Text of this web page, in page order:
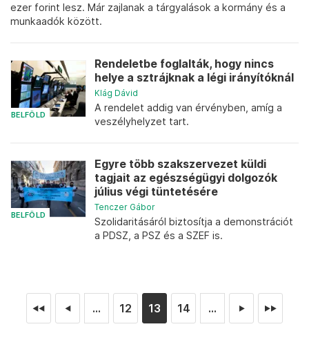
ezer forint lesz. Már zajlanak a tárgyalások a kormány és a
munkaadók között.
BELFÖLD
Rendeletbe foglalták, hogy nincs
helye a sztrájknak a légi irányítóknál
Klág Dávid
A rendelet addig van érvényben, amíg a
veszélyhelyzet tart.
BELFÖLD
Egyre több szakszervezet küldi
tagjait az egészségügyi dolgozók
július végi tüntetésére
Tenczer Gábor
Szolidaritásáról biztosítja a demonstrációt
a PDSZ, a PSZ és a SZEF is.
◄◄ ◄ ... 12 13 14 ... ► ►►